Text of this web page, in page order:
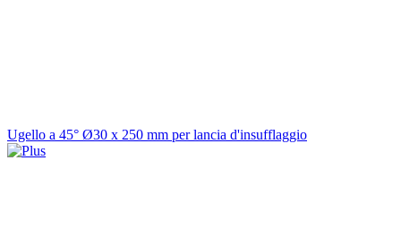
Ugello a 45° Ø30 x 250 mm per lancia d'insufflaggio